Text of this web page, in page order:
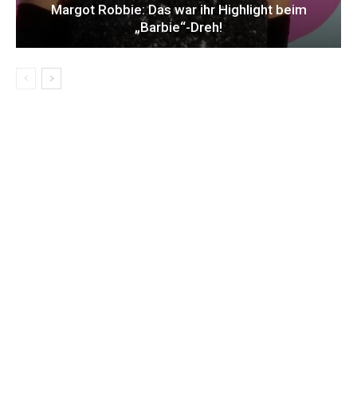
Margot Robbie: Das war ihr Highlight beim
„Barbie“-Dreh!